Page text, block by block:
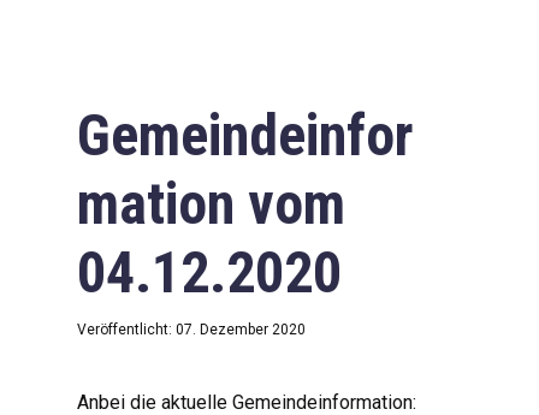
Gemeindeinfor
mation vom
04.12.2020
Veröffentlicht: 07. Dezember 2020
Anbei die aktuelle Gemeindeinformation: